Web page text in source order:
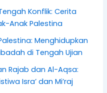
Konflik: Cerita
Anak Palestina
Menghidupkan
di Tengah Ujian
Rajab dan Al-Aqsa:
Isra’ dan Mi’raj